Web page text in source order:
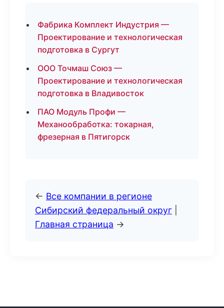
Фабрика Комплект Индустрия —
Проектирование и технологическая
подготовка в Сургут
ООО Точмаш Союз —
Проектирование и технологическая
подготовка в Владивосток
ПАО Модуль Профи —
Механообработка: токарная,
фрезерная в Пятигорск
← Все компании в регионе
Сибирский федеральный округ
Главная страница →